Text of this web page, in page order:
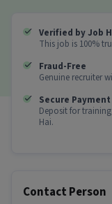
Drivers Required
Apply now and
T&C Apply
ఇతర details
It is a Full
fresher లేదా
Verified by Job
This job is 100%
Fraud-Free
Genuine recruiter
Secure Payment
Deposit for
Hai.
Contact Person